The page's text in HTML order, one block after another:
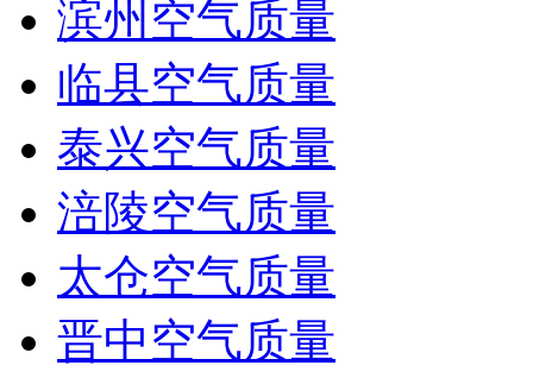
滨州空气质量
临县空气质量
泰兴空气质量
涪陵空气质量
太仓空气质量
晋中空气质量